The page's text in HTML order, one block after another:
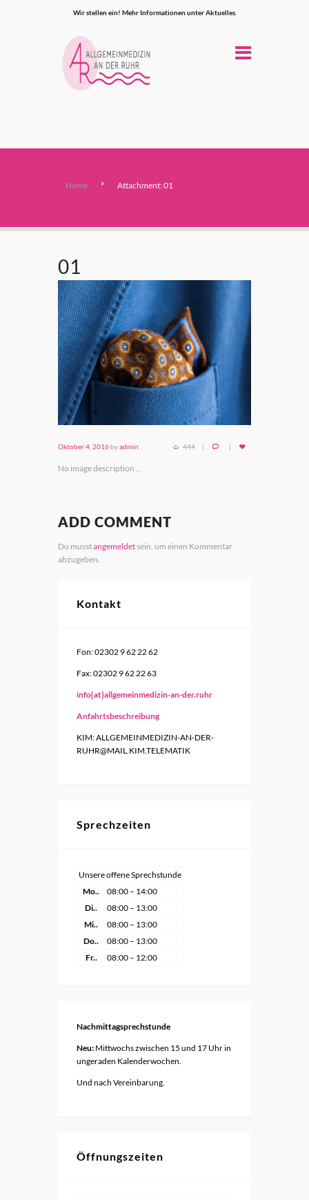
Wir stellen ein! Mehr Informationen unter Aktuelles.
Home Attachment: 01
01
Oktober 4, 2016 byadmin 444
No image description ...
ADD COMMENT
Du musstangemeldetsein, um einen Kommentar
abzugeben.
Kontakt
Fon: 02302 9 62 22 62
Fax: 02302 9 62 22 63
info{at}allgemeinmedizin-an-der.ruhr
Anfahrtsbeschreibung
KIM: ALLGEMEINMEDIZIN-AN-DER-
RUHR@MAIL.KIM.TELEMATIK
Sprechzeiten
Unsere offene Sprechstunde
Mo..
08:00 – 14:00
Di..
08:00 – 13:00
Mi..
08:00 – 13:00
Do..
08:00 – 13:00
Fr..
08:00 – 12:00
Nachmittagsprechstunde
Neu: Mittwochs zwischen 15 und 17 Uhr in
ungeraden Kalenderwochen.
Und nach Vereinbarung.
Öffnungszeiten